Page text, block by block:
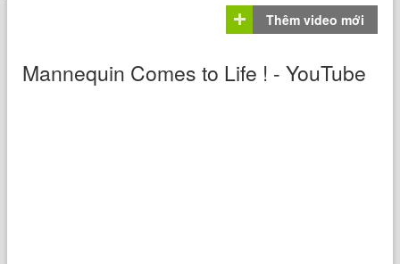
Thêm video mới
Mannequin Comes to Life ! - YouTube